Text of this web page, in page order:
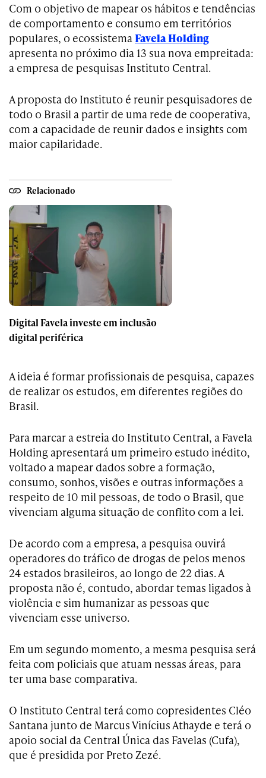
Com o objetivo de mapear os hábitos e tendências
de comportamento e consumo em territórios
populares, o ecossistemaFavela Holding
apresenta no próximo dia 13 sua nova empreitada:
a empresa de pesquisas Instituto Central.
A proposta do Instituto é reunir pesquisadores de
todo o Brasil a partir de uma rede de cooperativa,
com a capacidade de reunir dados e insights com
maior capilaridade.
Relacionado
Digital Favela investe em inclusão
digital periférica
A ideia é formar profissionais de pesquisa, capazes
de realizar os estudos, em diferentes regiões do
Brasil.
Para marcar a estreia do Instituto Central, a Favela
Holding apresentará um primeiro estudo inédito,
voltado a mapear dados sobre a formação,
consumo, sonhos, visões e outras informações a
respeito de 10 mil pessoas, de todo o Brasil, que
vivenciam alguma situação de conflito com a lei.
De acordo com a empresa, a pesquisa ouvirá
operadores do tráfico de drogas de pelos menos
24 estados brasileiros, ao longo de 22 dias. A
proposta não é, contudo, abordar temas ligados à
violência e sim humanizar as pessoas que
vivenciam esse universo.
Em um segundo momento, a mesma pesquisa será
feita com policiais que atuam nessas áreas, para
ter uma base comparativa.
O Instituto Central terá como copresidentes Cléo
Santana junto de Marcus Vinícius Athayde e terá o
apoio social da Central Única das Favelas (Cufa),
que é presidida por Preto Zezé.